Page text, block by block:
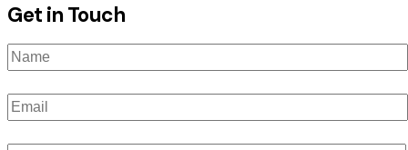
Get in Touch